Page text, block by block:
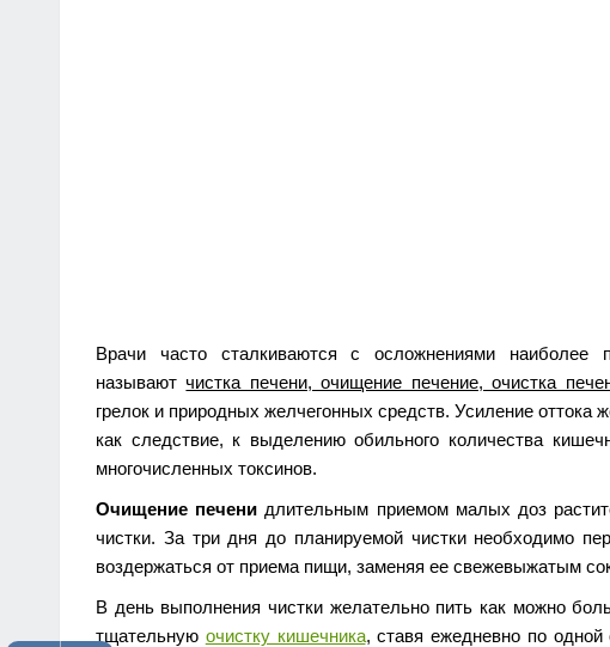
Врачи часто сталкиваются с осложнениями наиболее
называютчистка печени, очищение печение, очистка
грелок и природных желчегонных средств. Усиление
как следствие, к выделению обильного количества
многочисленных токсинов.
Очищение печени длительным приемом малых доз
чистки. За три дня до планируемой чистки необходимо
воздержаться от приема пищи, заменяя ее свежевыжатым
В день выполнения чистки желательно пить как можно
тщательную очистку кишечника, ставя ежедневно по